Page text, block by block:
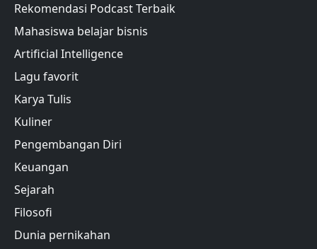
Rekomendasi Podcast Terbaik
Mahasiswa belajar bisnis
Artificial Intelligence
Lagu favorit
Karya Tulis
Kuliner
Pengembangan Diri
Keuangan
Sejarah
Filosofi
Dunia pernikahan